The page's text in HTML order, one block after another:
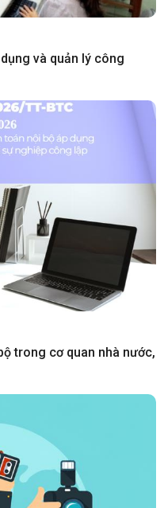
và quản lý công
trong cơ quan nhà nước,